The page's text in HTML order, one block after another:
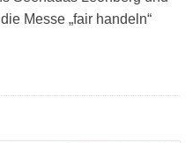
Messe „fair handeln“